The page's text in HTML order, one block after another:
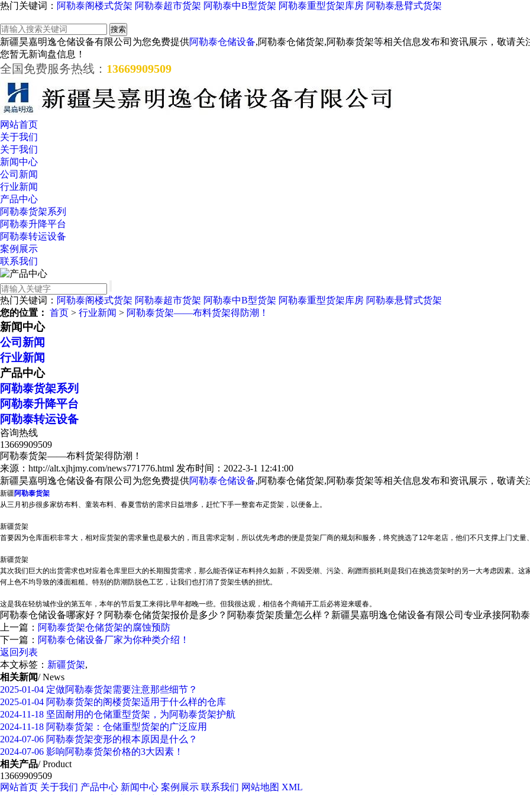
热门关键词： 阿勒泰阁楼式货架 阿勒泰超市货架 阿勒泰中B型货架 阿勒泰重型货架库房 阿勒泰悬臂式货架
新疆昊嘉明逸仓储设备有限公司为您免费提供阿勒泰仓储设备,阿勒泰仓储货架,阿勒泰货架等相关信息发布和资讯展示，敬请关
您暂无新询盘信息！
全国免费服务热线： 13669909509
网站首页
关于我们
关于我们
新闻中心
公司新闻
行业新闻
产品中心
阿勒泰货架系列
阿勒泰升降平台
阿勒泰转运设备
案例展示
联系我们
热门关键词： 阿勒泰阁楼式货架 阿勒泰超市货架 阿勒泰中B型货架 阿勒泰重型货架库房 阿勒泰悬臂式货架
您的位置： 首页 > 行业新闻 > 阿勒泰货架——布料货架得防潮！
新闻中心
公司新闻
行业新闻
产品中心
阿勒泰货架系列
阿勒泰升降平台
阿勒泰转运设备
咨询热线
13669909509
阿勒泰货架——布料货架得防潮！
来源：http://alt.xjhjmy.com/news771776.html 发布时间：2022-3-1 12:41:00
新疆昊嘉明逸仓储设备有限公司为您免费提供阿勒泰仓储设备,阿勒泰仓储货架,阿勒泰货架等相关信息发布和资讯展示，敬请关
新疆 阿勒泰货架
从三月初步很多家纺布料、童装布料、春夏雪纺的需求日益增多，赶忙下手一整套布疋货架，以便备上。
新疆货架
首要因为仓库面积非常大，相对应货架的需求量也是极大的，而且需求定制，所以优先考虑的便是货架厂商的规划和服务，终究挑选了12年老店，他们不只支撑上门丈
新疆货架
其次我们巨大的出货需求也对应着仓库里巨大的长期囤货需求，那么能否保证布料持久如新，不因受潮、污染、剐蹭而损耗则是我们在挑选货架时的另一大考虑因素。
何上色不均导致的漆面粗糙。特别的防潮防脱色工艺，让我们也打消了货架生锈的担忧。
这是我在轻纺城作业的第五年，本年的节后复工来得比早年都晚一些。但我很达观，相信各个商铺开工后必将迎来暖春。
阿勒泰仓储设备哪家好？阿勒泰仓储货架报价是多少？阿勒泰货架质量怎么样？新疆昊嘉明逸仓储设备有限公司专业承接阿勒
上一篇： 阿勒泰货架仓储货架的腐蚀预防
下一篇： 阿勒泰仓储设备厂家为你种类介绍！
返回列表
本文标签： 新疆货架,
相关新闻/ News
2025-01-04 定做阿勒泰货架需要注意那些细节？
2025-01-04 阿勒泰货架的阁楼货架适用于什么样的仓库
2024-11-18 坚固耐用的仓储重型货架，为阿勒泰货架护航
2024-11-18 阿勒泰货架：仓储重型货架的广泛应用
2024-07-06 阿勒泰货架变形的根本原因是什么？
2024-07-06 影响阿勒泰货架价格的3大因素！
相关产品/ Product
13669909509
网站首页 关于我们 产品中心 新闻中心 案例展示 联系我们 网站地图 XML